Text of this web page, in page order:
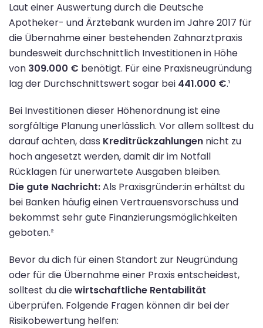
Laut einer Auswertung durch die Deutsche
Apotheker- und Ärztebank wurden im Jahre 2017 für
die Übernahme einer bestehenden Zahnarztpraxis
bundesweit durchschnittlich Investitionen in Höhe
von 309.000 € benötigt. Für eine Praxisneugründung
lag der Durchschnittswert sogar bei 441.000 €.¹
Bei Investitionen dieser Höhenordnung ist eine
sorgfältige Planung unerlässlich. Vor allem solltest du
darauf achten, dass Kreditrückzahlungen nicht zu
hoch angesetzt werden, damit dir im Notfall
Rücklagen für unerwartete Ausgaben bleiben.
Die gute Nachricht:Als Praxisgründer:in erhältst du
bei Banken häufig einen Vertrauensvorschuss und
bekommst sehr gute Finanzierungsmöglichkeiten
geboten.²
Bevor du dich für einen Standort zur Neugründung
oder für die Übernahme einer Praxis entscheidest,
solltest du diewirtschaftliche Rentabilität
überprüfen. Folgende Fragen können dir bei der
Risikobewertung helfen: